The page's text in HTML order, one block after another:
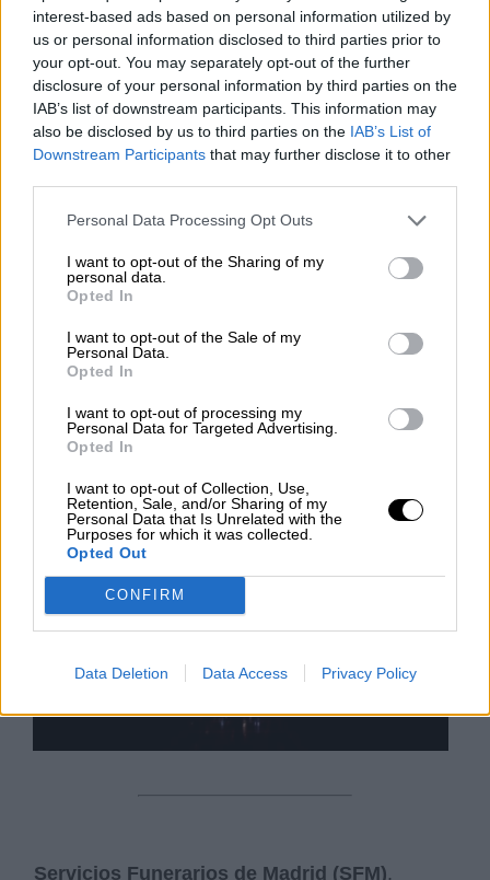
interest-based ads based on personal information utilized by
us or personal information disclosed to third parties prior to
your opt-out. You may separately opt-out of the further
disclosure of your personal information by third parties on the
IAB’s list of downstream participants. This information may
also be disclosed by us to third parties on the IAB’s List of
Downstream Participants that may further disclose it to other
Personal Data Processing Opt Outs
I want to opt-out of the Sharing of my
personal data.
Opted In
I want to opt-out of the Sale of my
Personal Data.
Opted In
I want to opt-out of processing my
Personal Data for Targeted Advertising.
Opted In
I want to opt-out of Collection, Use,
Retention, Sale, and/or Sharing of my
Personal Data that Is Unrelated with the
Purposes for which it was collected.
Opted Out
CONFIRM
Data Deletion Data Access Privacy Policy
Concierto gratuito en el cementerio
de La Almudena, ‘La Noche de las
Luces’
Dentro del programa de actividades de la Música
Sacra, el cementerio de la Almudena acogerá el
que integrará a diferentes canciones de artistas de
del camposanto el próximo lunes día 15 de abril.
La entrada es gratuita, pudiéndose recoger el
viernes 12, de 8:30 a 14:30 horas. El día del
acreditaciones será de 8:30 a 17:30 horas. Ambos
días se recogerán las entradas en las oficinas del
camposanto.
MARTES, 09 ABRIL 2019
Servicios Funerarios de Madrid (SFM),